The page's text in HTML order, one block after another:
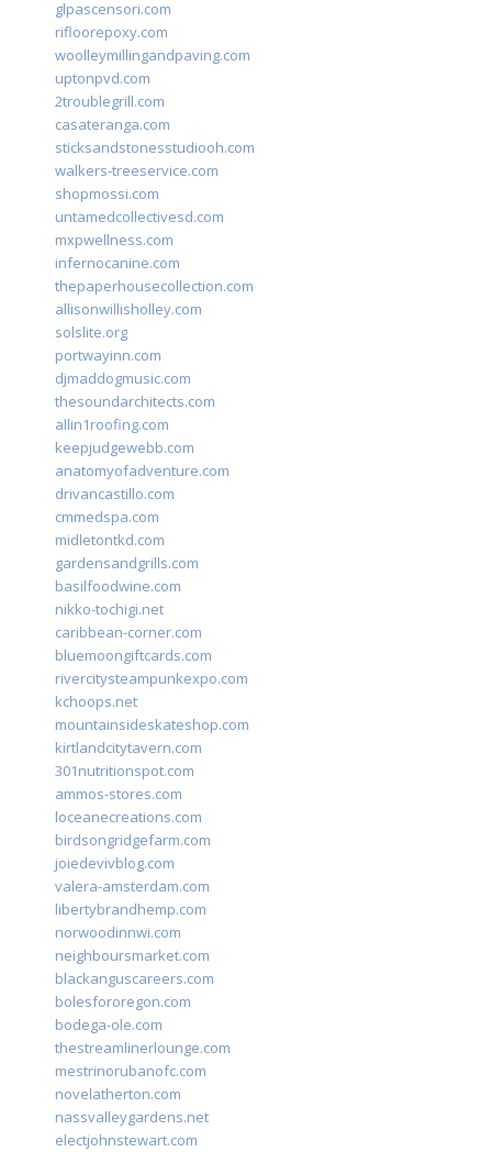
glpascensori.com
rifloorepoxy.com
woolleymillingandpaving.com
uptonpvd.com
2troublegrill.com
casateranga.com
sticksandstonesstudiooh.com
walkers-treeservice.com
shopmossi.com
untamedcollectivesd.com
mxpwellness.com
infernocanine.com
thepaperhousecollection.com
allisonwillisholley.com
solslite.org
portwayinn.com
djmaddogmusic.com
thesoundarchitects.com
allin1roofing.com
keepjudgewebb.com
anatomyofadventure.com
drivancastillo.com
cmmedspa.com
midletontkd.com
gardensandgrills.com
basilfoodwine.com
nikko-tochigi.net
caribbean-corner.com
bluemoongiftcards.com
rivercitysteampunkexpo.com
kchoops.net
mountainsideskateshop.com
kirtlandcitytavern.com
301nutritionspot.com
ammos-stores.com
loceanecreations.com
birdsongridgefarm.com
joiedevivblog.com
valera-amsterdam.com
libertybrandhemp.com
norwoodinnwi.com
neighboursmarket.com
blackanguscareers.com
bolesfororegon.com
bodega-ole.com
thestreamlinerlounge.com
mestrinorubanofc.com
novelatherton.com
nassvalleygardens.net
electjohnstewart.com